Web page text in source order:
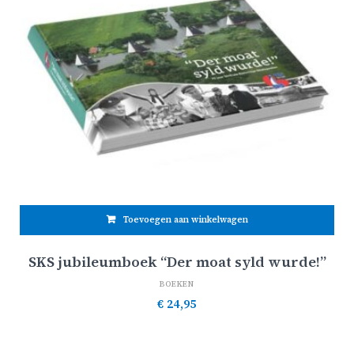
Toevoegen aan winkelwagen
SKS jubileumboek “Der moat syld wurde!”
BOEKEN
€ 24,95